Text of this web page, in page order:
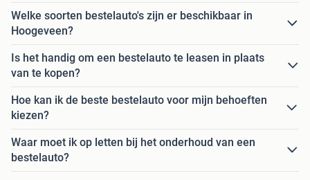
Welke soorten bestelauto's zijn er beschikbaar in
Hoogeveen?
Is het handig om een bestelauto te leasen in plaats
van te kopen?
Hoe kan ik de beste bestelauto voor mijn behoeften
kiezen?
Waar moet ik op letten bij het onderhoud van een
bestelauto?